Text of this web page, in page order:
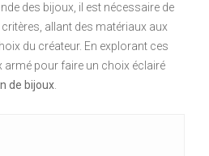
des bijoux, il est nécessaire de
allant des matériaux aux
du créateur. En explorant ces
armé pour faire un choix éclairé
de bijoux